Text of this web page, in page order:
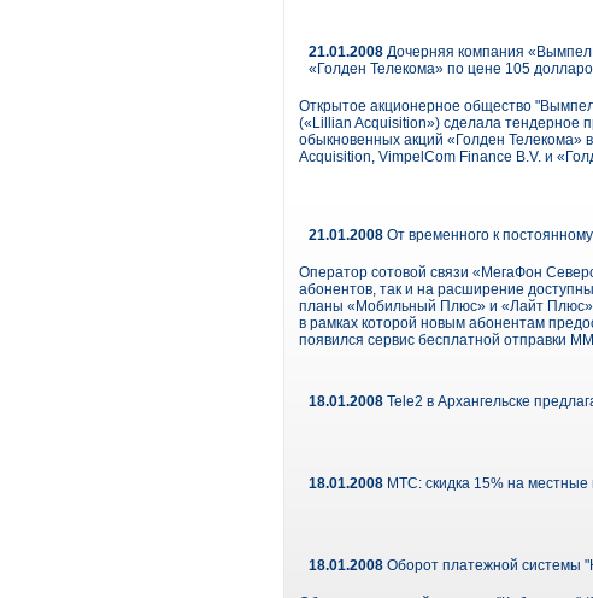
21.01.2008 Дочерняя компания
«Голден Телекома» по цене 105
Открытое акционерное общество
(«Lillian Acquisition») сделала тендерное
обыкновенных акций «Голден Телекома»
Acquisition, VimpelCom Finance B.V. и
21.01.2008 От временного к постоянному
Оператор сотовой связи «МегаФон
абонентов, так и на расширение
планы «Мобильный Плюс» и «Лайт Плюс»
в рамках которой новым абонентам
появился сервис бесплатной отправки
18.01.2008 Tele2 в Архангельске
18.01.2008 МТС: скидка 15% на
18.01.2008 Оборот платежной системы